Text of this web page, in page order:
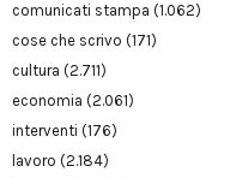
comunicati stampa (1.062)
cose che scrivo (171)
cultura (2.711)
economia (2.061)
interventi (176)
lavoro (2.184)